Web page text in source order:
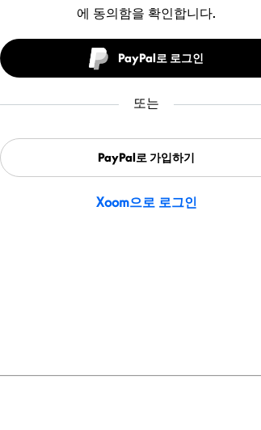
에 동의함을 확인합니다.
PayPal로 로그인
또는
PayPal로 가입하기
Xoom으로 로그인